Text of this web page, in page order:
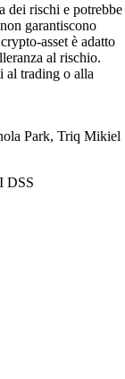
dei rischi e potrebbe
garantiscono
asset è adatto
al rischio.
al trading o alla
Park, Triq Mikiel